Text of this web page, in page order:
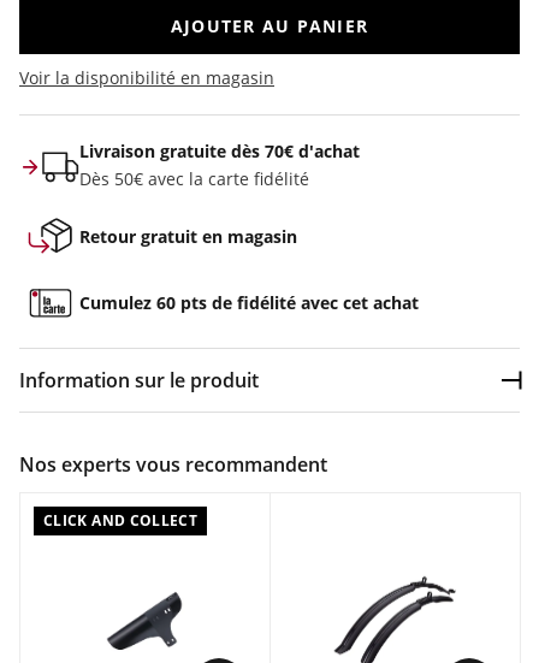
AJOUTER AU PANIER
Voir la disponibilité en magasin
Livraison gratuite dès 70€ d'achat
Dès 50€ avec la carte fidélité
Retour gratuit en magasin
Cumulez 60 pts de fidélité avec cet achat
Information sur le produit
Caractéristiques :
Ensemble de garde-boue à dégagement rapide à couverture
complète pour vélos à freins à disque, désormais compatible
avec une plus large gamme de tailles de pneus de 40 mm à
Nos experts vous recommandent
CLICK AND COLLECT